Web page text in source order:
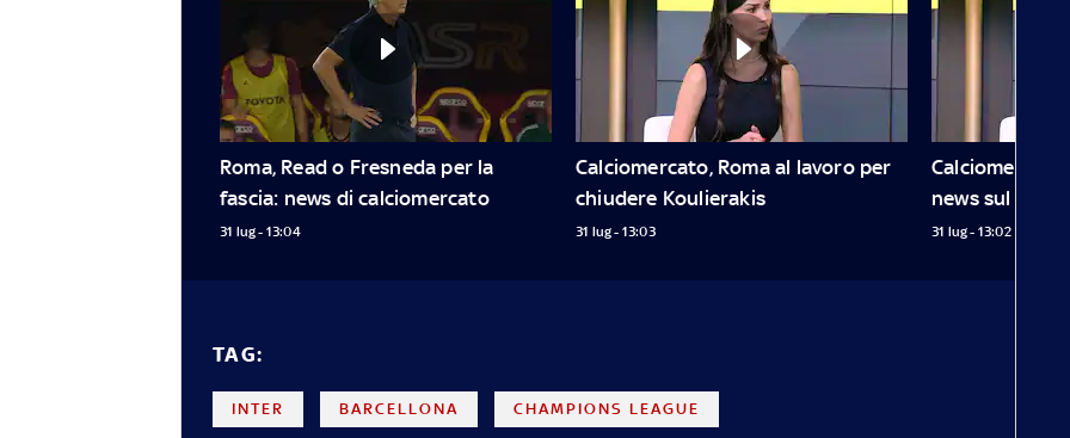
Roma, Read o Fresneda per la
fascia: news di calciomercato
31 lug - 13:04
Calciomercato, Roma al lavoro per
chiudere Koulierakis
31 lug - 13:03
Calciomercato
news sul
31 lug - 13:02
TAG:
INTER BARCELLONA CHAMPIONS LEAGUE